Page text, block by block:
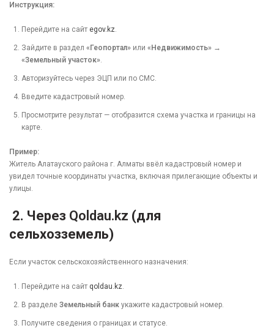
Инструкция:
Перейдите на сайт egov.kz.
Зайдите в раздел «Геопортал» или «Недвижимость» →
«Земельный участок».
Авторизуйтесь через ЭЦП или по СМС.
Введите кадастровый номер.
Просмотрите результат — отобразится схема участка и границы на
карте.
Пример:
Житель Алатауского района г. Алматы ввёл кадастровый номер и
увидел точные координаты участка, включая прилегающие объекты и
улицы.
2. Через Qoldau.kz (для
сельхозземель)
Если участок сельскохозяйственного назначения:
Перейдите на сайт qoldau.kz.
В разделе Земельный банк укажите кадастровый номер.
Получите сведения о границах и статусе.